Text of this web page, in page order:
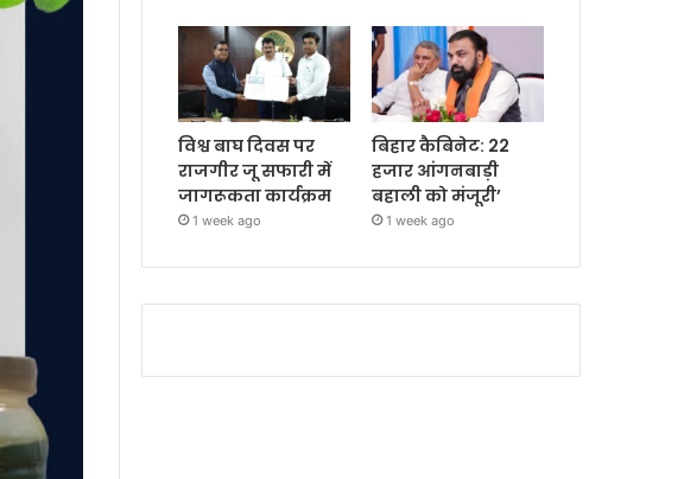
विश्व बाघ दिवस पर
राजगीर जू सफारी में
जागरूकता कार्यक्रम
1 week ago
बिहार कैबिनेट: 22
हजार आंगनबाड़ी
बहाली को मंजूरी’
1 week ago